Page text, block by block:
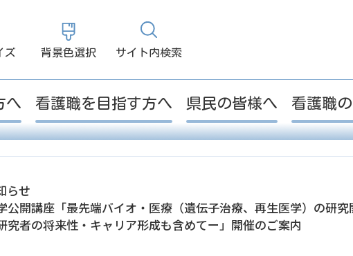
ズ 背景色選択 サイト内検索
へ 看護職を目指す方へ 県民の皆様へ 看護職
らせ
公開講座「最先端バイオ・医療（遺伝子治療、再生医学）の研
究者の将来性・キャリア形成も含めてー」開催のご案内